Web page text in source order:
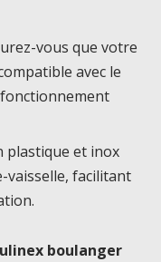
vous que votre
avec le
plastique et inox
vaisselle, facilitant
boulanger